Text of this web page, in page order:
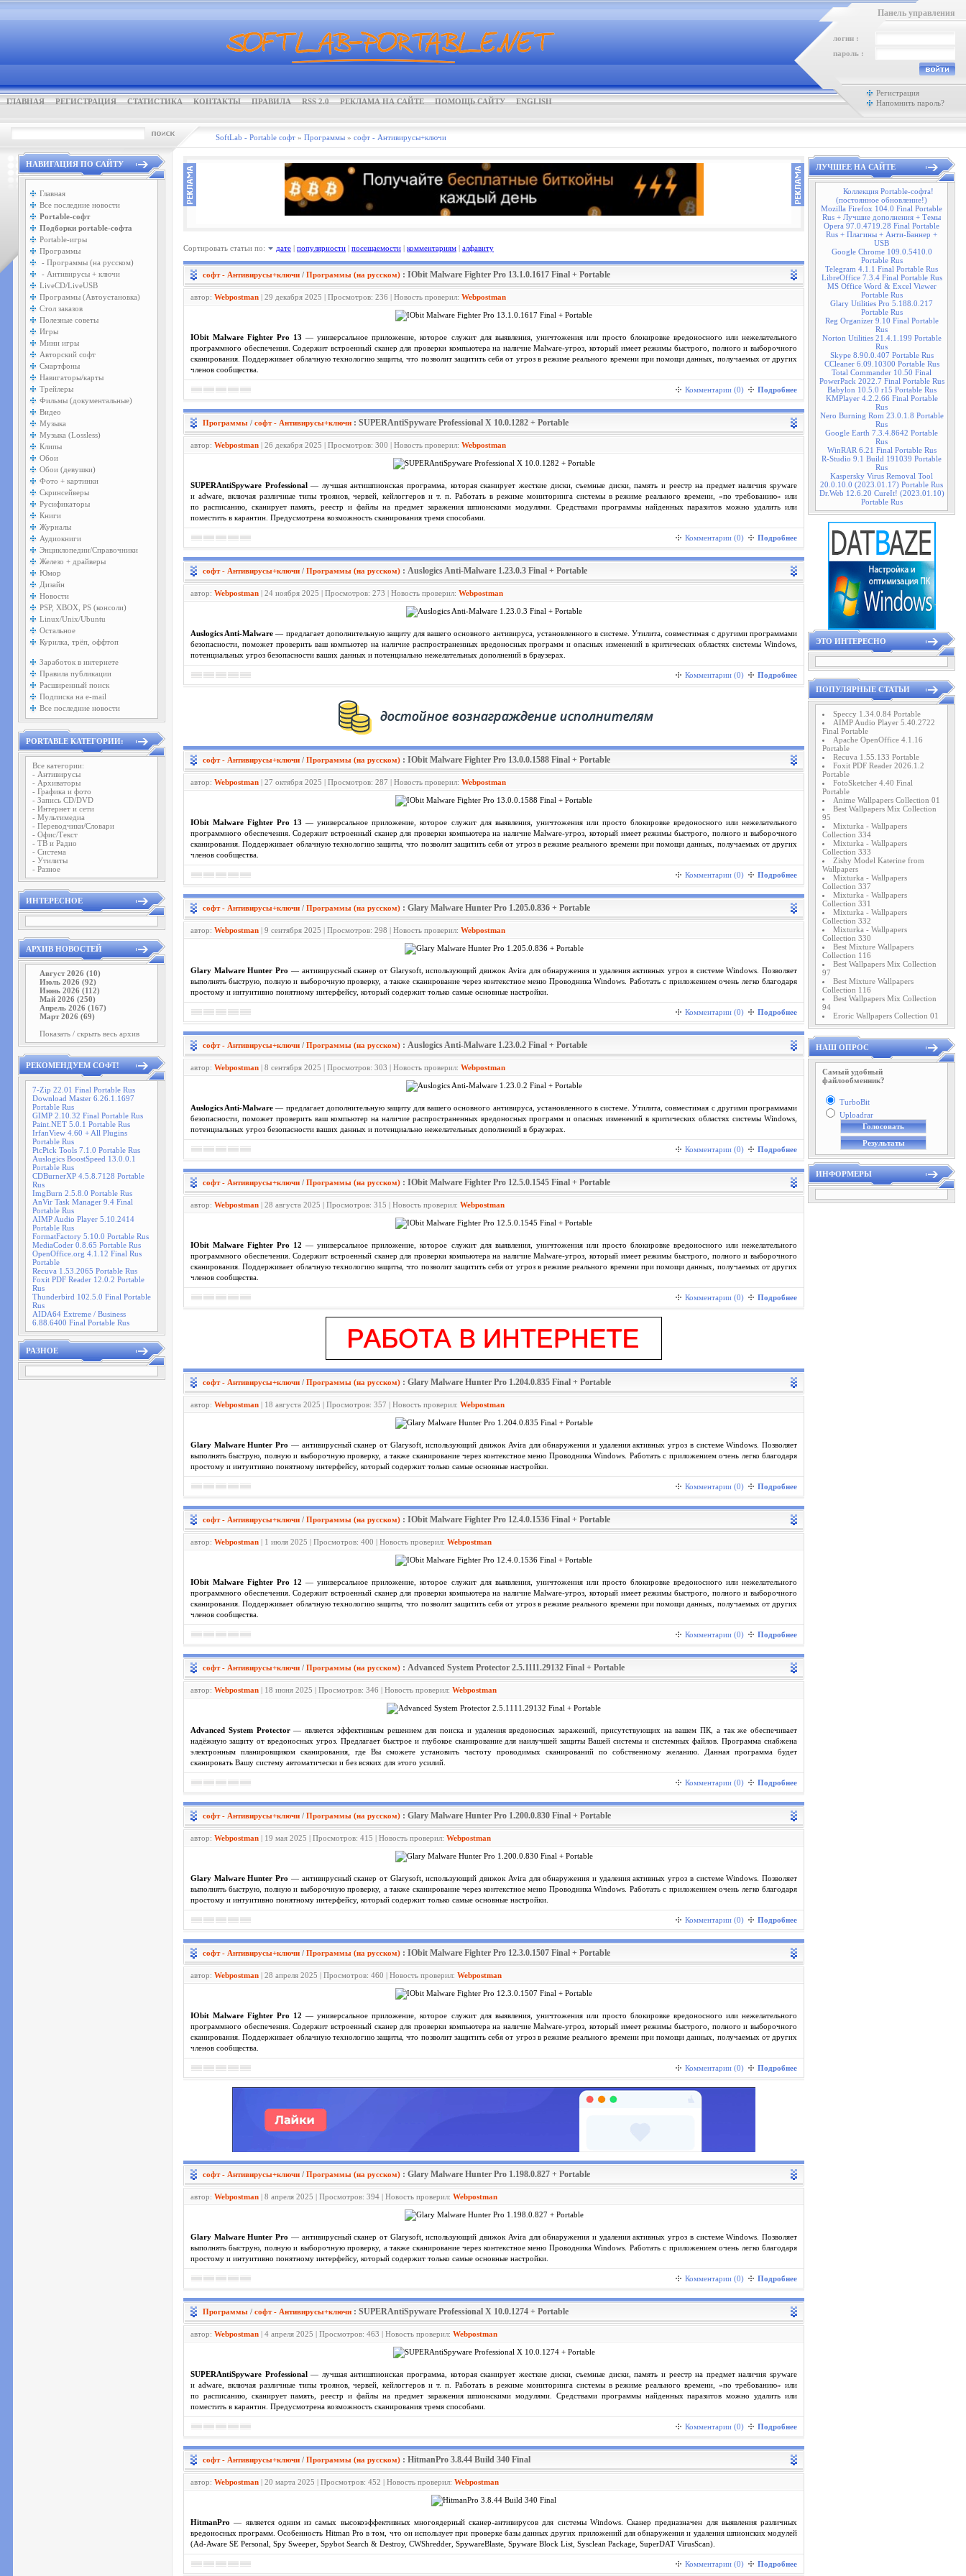
ГЛАВНАЯ РЕГИСТРАЦИЯ СТАТИСТИКА КОНТАКТЫ ПРАВИЛА RSS 2.0 РЕКЛАМА НА САЙТЕ ПОМОЩЬ САЙТУ ENGLISH
Панель управления
логин :
пароль :
Регистрация
Напомнить пароль?
SoftLab - Portable софт » Программы » софт - Антивирусы+ключи
НАВИГАЦИЯ ПО САЙТУ
Главная
Все последние новости
Portable-софт
Подборки portable-софта
Portable-игры
Программы
- Программы (на русском)
- Антивирусы + ключи
LiveCD/LiveUSB
Программы (Автоустановка)
Стол заказов
Полезные советы
Игры
Мини игры
Авторский софт
Смартфоны
Навигаторы/карты
Трейлеры
Фильмы (документальные)
Видео
Музыка
Музыка (Lossless)
Клипы
Обои
Обои (девушки)
Фото + картинки
Скринсейверы
Русификаторы
Книги
Журналы
Аудиокниги
Энциклопедии/Справочники
Железо + драйверы
Юмор
Дизайн
Новости
PSP, XBOX, PS (консоли)
Linux/Unix/Ubuntu
Остальное
Курилка, трёп, оффтоп
Заработок в интернете
Правила публикации
Расширенный поиск
Подписка на e-mail
Все последние новости
PORTABLE КАТЕГОРИИ:
Все категории:
- Антивирусы
- Архиваторы
- Графика и фото
- Запись CD/DVD
- Интернет и сети
- Мультимедиа
- Переводчики/Словари
- Офис/Текст
- ТВ и Радио
- Система
- Утилиты
- Разное
ИНТЕРЕСНОЕ
АРХИВ НОВОСТЕЙ
Август 2026 (10)
Июль 2026 (92)
Июнь 2026 (112)
Май 2026 (250)
Апрель 2026 (167)
Март 2026 (69)
Показать / скрыть весь архив
РЕКОМЕНДУЕМ СОФТ!
7-Zip 22.01 Final Portable Rus
Download Master 6.26.1.1697
Portable Rus
GIMP 2.10.32 Final Portable Rus
Paint.NET 5.0.1 Portable Rus
IrfanView 4.60 + All Plugins
Portable Rus
PicPick Tools 7.1.0 Portable Rus
Auslogics BoostSpeed 13.0.0.1
Portable Rus
CDBurnerXP 4.5.8.7128 Portable
Rus
ImgBurn 2.5.8.0 Portable Rus
AnVir Task Manager 9.4 Final
Portable Rus
AIMP Audio Player 5.10.2414
Portable Rus
FormatFactory 5.10.0 Portable Rus
MediaCoder 0.8.65 Portable Rus
OpenOffice.org 4.1.12 Final Rus
Portable
Recuva 1.53.2065 Portable Rus
Foxit PDF Reader 12.0.2 Portable
Rus
Thunderbird 102.5.0 Final Portable
Rus
AIDA64 Extreme / Business
6.88.6400 Final Portable Rus
РАЗНОЕ
Сортировать статьи по: дате | популярности | посещаемости | комментариям | алфавиту
софт - Антивирусы+ключи / Программы (на русском) : IObit Malware Fighter Pro 13.1.0.1617 Final + Portable
автор: Webpostman | 29 декабря 2025 | Просмотров: 236 | Новость проверил: Webpostman
IObit Malware Fighter Pro 13 — универсальное приложение, которое служит для выявления, уничтожения или просто блокировке вредоносного или нежелательного
программного обеспечения. Содержит встроенный сканер для проверки компьютера на наличие Malware-угроз, который имеет режимы быстрого, полного и выборочного
сканирования. Поддерживает облачную технологию защиты, что позволит защитить себя от угроз в режиме реального времени при помощи данных, получаемых от других
членов сообщества.
Комментарии (0) Подробнее
Программы / софт - Антивирусы+ключи : SUPERAntiSpyware Professional X 10.0.1282 + Portable
автор: Webpostman | 26 декабря 2025 | Просмотров: 300 | Новость проверил: Webpostman
SUPERAntiSpyware Professional — лучшая антишпионская программа, которая сканирует жесткие диски, съемные диски, память и реестр на предмет наличия spyware
и adware, включая различные типы троянов, червей, кейлоггеров и т. п. Работать в режиме мониторинга системы в режиме реального времени, «по требованию» или
по расписанию, сканирует память, реестр и файлы на предмет заражения шпионскими модулями. Средствами программы найденных паразитов можно удалить или
поместить в карантин. Предусмотрена возможность сканирования тремя способами.
Комментарии (0) Подробнее
софт - Антивирусы+ключи / Программы (на русском) : Auslogics Anti-Malware 1.23.0.3 Final + Portable
автор: Webpostman | 24 ноября 2025 | Просмотров: 273 | Новость проверил: Webpostman
Auslogics Anti-Malware — предлагает дополнительную защиту для вашего основного антивируса, установленного в системе. Утилита, совместимая с другими программами
безопасности, поможет проверить ваш компьютер на наличие распространенных вредоносных программ и опасных изменений в критических областях системы Windows,
потенциальных угроз безопасности ваших данных и потенциально нежелательных дополнений в браузерах.
Комментарии (0) Подробнее
софт - Антивирусы+ключи / Программы (на русском) : IObit Malware Fighter Pro 13.0.0.1588 Final + Portable
автор: Webpostman | 27 октября 2025 | Просмотров: 287 | Новость проверил: Webpostman
IObit Malware Fighter Pro 13 — универсальное приложение, которое служит для выявления, уничтожения или просто блокировке вредоносного или нежелательного
программного обеспечения. Содержит встроенный сканер для проверки компьютера на наличие Malware-угроз, который имеет режимы быстрого, полного и выборочного
сканирования. Поддерживает облачную технологию защиты, что позволит защитить себя от угроз в режиме реального времени при помощи данных, получаемых от других
членов сообщества.
Комментарии (0) Подробнее
софт - Антивирусы+ключи / Программы (на русском) : Glary Malware Hunter Pro 1.205.0.836 + Portable
автор: Webpostman | 9 сентября 2025 | Просмотров: 298 | Новость проверил: Webpostman
Glary Malware Hunter Pro — антивирусный сканер от Glarysoft, использующий движок Avira для обнаружения и удаления активных угроз в системе Windows. Позволяет
выполнять быструю, полную и выборочную проверку, а также сканирование через контекстное меню Проводника Windows. Работать с приложением очень легко благодаря
простому и интуитивно понятному интерфейсу, который содержит только самые основные настройки.
Комментарии (0) Подробнее
софт - Антивирусы+ключи / Программы (на русском) : Auslogics Anti-Malware 1.23.0.2 Final + Portable
автор: Webpostman | 8 сентября 2025 | Просмотров: 303 | Новость проверил: Webpostman
Auslogics Anti-Malware — предлагает дополнительную защиту для вашего основного антивируса, установленного в системе. Утилита, совместимая с другими программами
безопасности, поможет проверить ваш компьютер на наличие распространенных вредоносных программ и опасных изменений в критических областях системы Windows,
потенциальных угроз безопасности ваших данных и потенциально нежелательных дополнений в браузерах.
Комментарии (0) Подробнее
софт - Антивирусы+ключи / Программы (на русском) : IObit Malware Fighter Pro 12.5.0.1545 Final + Portable
автор: Webpostman | 28 августа 2025 | Просмотров: 315 | Новость проверил: Webpostman
IObit Malware Fighter Pro 12 — универсальное приложение, которое служит для выявления, уничтожения или просто блокировке вредоносного или нежелательного
программного обеспечения. Содержит встроенный сканер для проверки компьютера на наличие Malware-угроз, который имеет режимы быстрого, полного и выборочного
сканирования. Поддерживает облачную технологию защиты, что позволит защитить себя от угроз в режиме реального времени при помощи данных, получаемых от других
членов сообщества.
Комментарии (0) Подробнее
софт - Антивирусы+ключи / Программы (на русском) : Glary Malware Hunter Pro 1.204.0.835 Final + Portable
автор: Webpostman | 18 августа 2025 | Просмотров: 357 | Новость проверил: Webpostman
Glary Malware Hunter Pro — антивирусный сканер от Glarysoft, использующий движок Avira для обнаружения и удаления активных угроз в системе Windows. Позволяет
выполнять быструю, полную и выборочную проверку, а также сканирование через контекстное меню Проводника Windows. Работать с приложением очень легко благодаря
простому и интуитивно понятному интерфейсу, который содержит только самые основные настройки.
Комментарии (0) Подробнее
софт - Антивирусы+ключи / Программы (на русском) : IObit Malware Fighter Pro 12.4.0.1536 Final + Portable
автор: Webpostman | 1 июля 2025 | Просмотров: 400 | Новость проверил: Webpostman
IObit Malware Fighter Pro 12 — универсальное приложение, которое служит для выявления, уничтожения или просто блокировке вредоносного или нежелательного
программного обеспечения. Содержит встроенный сканер для проверки компьютера на наличие Malware-угроз, который имеет режимы быстрого, полного и выборочного
сканирования. Поддерживает облачную технологию защиты, что позволит защитить себя от угроз в режиме реального времени при помощи данных, получаемых от других
членов сообщества.
Комментарии (0) Подробнее
софт - Антивирусы+ключи / Программы (на русском) : Advanced System Protector 2.5.1111.29132 Final + Portable
автор: Webpostman | 18 июня 2025 | Просмотров: 346 | Новость проверил: Webpostman
Advanced System Protector— является эффективным решением для поиска и удаления вредоносных заражений, присутствующих на вашем ПК, а так же обеспечивает
надёжную защиту от вредоносных угроз. Предлагает быстрое и глубокое сканирование для наилучшей защиты Вашей системы и системных файлов. Программа снабжена
электронным планировщиком сканирования, где Вы сможете установить частоту проводимых сканирований по собственному желанию. Данная программа будет
сканировать Вашу систему автоматически и без всяких для этого усилий.
Комментарии (0) Подробнее
софт - Антивирусы+ключи / Программы (на русском) : Glary Malware Hunter Pro 1.200.0.830 Final + Portable
автор: Webpostman | 19 мая 2025 | Просмотров: 415 | Новость проверил: Webpostman
Glary Malware Hunter Pro — антивирусный сканер от Glarysoft, использующий движок Avira для обнаружения и удаления активных угроз в системе Windows. Позволяет
выполнять быструю, полную и выборочную проверку, а также сканирование через контекстное меню Проводника Windows. Работать с приложением очень легко благодаря
простому и интуитивно понятному интерфейсу, который содержит только самые основные настройки.
Комментарии (0) Подробнее
софт - Антивирусы+ключи / Программы (на русском) : IObit Malware Fighter Pro 12.3.0.1507 Final + Portable
автор: Webpostman | 28 апреля 2025 | Просмотров: 460 | Новость проверил: Webpostman
IObit Malware Fighter Pro 12 — универсальное приложение, которое служит для выявления, уничтожения или просто блокировке вредоносного или нежелательного
программного обеспечения. Содержит встроенный сканер для проверки компьютера на наличие Malware-угроз, который имеет режимы быстрого, полного и выборочного
сканирования. Поддерживает облачную технологию защиты, что позволит защитить себя от угроз в режиме реального времени при помощи данных, получаемых от других
членов сообщества.
Комментарии (0) Подробнее
софт - Антивирусы+ключи / Программы (на русском) : Glary Malware Hunter Pro 1.198.0.827 + Portable
автор: Webpostman | 8 апреля 2025 | Просмотров: 394 | Новость проверил: Webpostman
Glary Malware Hunter Pro — антивирусный сканер от Glarysoft, использующий движок Avira для обнаружения и удаления активных угроз в системе Windows. Позволяет
выполнять быструю, полную и выборочную проверку, а также сканирование через контекстное меню Проводника Windows. Работать с приложением очень легко благодаря
простому и интуитивно понятному интерфейсу, который содержит только самые основные настройки.
Комментарии (0) Подробнее
Программы / софт - Антивирусы+ключи : SUPERAntiSpyware Professional X 10.0.1274 + Portable
автор: Webpostman | 4 апреля 2025 | Просмотров: 463 | Новость проверил: Webpostman
SUPERAntiSpyware Professional — лучшая антишпионская программа, которая сканирует жесткие диски, съемные диски, память и реестр на предмет наличия spyware
и adware, включая различные типы троянов, червей, кейлоггеров и т. п. Работать в режиме мониторинга системы в режиме реального времени, «по требованию» или
по расписанию, сканирует память, реестр и файлы на предмет заражения шпионскими модулями. Средствами программы найденных паразитов можно удалить или
поместить в карантин. Предусмотрена возможность сканирования тремя способами.
Комментарии (0) Подробнее
софт - Антивирусы+ключи / Программы (на русском) : HitmanPro 3.8.44 Build 340 Final
автор: Webpostman | 20 марта 2025 | Просмотров: 452 | Новость проверил: Webpostman
HitmanPro — является одним из самых высокоэффективных многоядерный сканер-антивирусов для системы Windows. Сканер предназначен для выявления различных
вредоносных программ. Особенность Hitman Pro в том, что он использует при проверке базы данных других приложений для обнаружения и удаления шпионских модулей
(Ad-Aware SE Personal, Spy Sweeper, Spybot Search & Destroy, CWShredder, SpywareBlaste, Spyware Block List, Sysclean Package, SuperDAT VirusScan).
Комментарии (0) Подробнее
ЛУЧШЕЕ НА САЙТЕ
Коллекция Portable-софта!
(постоянное обновление!)
Mozilla Firefox 104.0 Final Portable
Rus + Лучшие дополнения + Темы
Opera 97.0.4719.28 Final Portable
Rus + Плагины + Анти-Баннер +
USB
Google Chrome 109.0.5410.0
Portable Rus
Telegram 4.1.1 Final Portable Rus
LibreOffice 7.3.4 Final Portable Rus
MS Office Word & Excel Viewer
Portable Rus
Glary Utilities Pro 5.188.0.217
Portable Rus
Reg Organizer 9.10 Final Portable
Rus
Norton Utilities 21.4.1.199 Portable
Rus
Skype 8.90.0.407 Portable Rus
CCleaner 6.09.10300 Portable Rus
Total Commander 10.50 Final
PowerPack 2022.7 Final Portable Rus
Babylon 10.5.0 r15 Portable Rus
KMPlayer 4.2.2.66 Final Portable
Rus
Nero Burning Rom 23.0.1.8 Portable
Rus
Google Earth 7.3.4.8642 Portable
Rus
WinRAR 6.21 Final Portable Rus
R-Studio 9.1 Build 191039 Portable
Rus
Kaspersky Virus Removal Tool
20.0.10.0 (2023.01.17) Portable Rus
Dr.Web 12.6.20 CureIt! (2023.01.10)
Portable Rus
ЭТО ИНТЕРЕСНО
ПОПУЛЯРНЫЕ СТАТЬИ
Speccy 1.34.0.84 Portable
AIMP Audio Player 5.40.2722
Final Portable
Apache OpenOffice 4.1.16
Portable
Recuva 1.55.133 Portable
Foxit PDF Reader 2026.1.2
Portable
FotoSketcher 4.40 Final
Portable
Anime Wallpapers Collection 01
Best Wallpapers Mix Collection
95
Mixturka - Wallpapers
Collection 334
Mixturka - Wallpapers
Collection 333
Zishy Model Katerine from
Wallpapers
Mixturka - Wallpapers
Collection 337
Mixturka - Wallpapers
Collection 331
Mixturka - Wallpapers
Collection 332
Mixturka - Wallpapers
Collection 330
Best Mixture Wallpapers
Collection 116
Best Wallpapers Mix Collection
97
Best Mixture Wallpapers
Collection 116
Best Wallpapers Mix Collection
94
Eroric Wallpapers Collection 01
НАШ ОПРОС
Самый удобный
файлообменник?
TurboBit
Uploadrar
ИНФОРМЕРЫ